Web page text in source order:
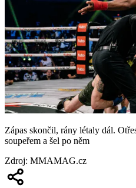
Zápas skončil, rány létaly dál.
soupeřem a šel po něm
Zdroj: MMAMAG.cz